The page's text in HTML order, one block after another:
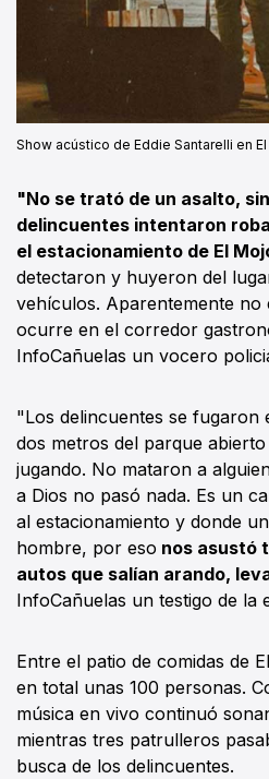
Show acústico de Eddie Santarelli en
"No se trató de un asalto,
delincuentes intentaron
el estacionamiento de El
detectaron y huyeron del
vehículos. Aparentemente no
ocurre en el corredor
InfoCañuelas un vocero
"Los delincuentes se fugaron
dos metros del parque
jugando. No mataron a
a Dios no pasó nada. Es un
al estacionamiento y donde
hombre, por eso nos asustó
autos que salían arando,
InfoCañuelas un testigo de la
Entre el patio de comidas de
en total unas 100 personas.
música en vivo continuó
mientras tres patrulleros
busca de los delincuentes.